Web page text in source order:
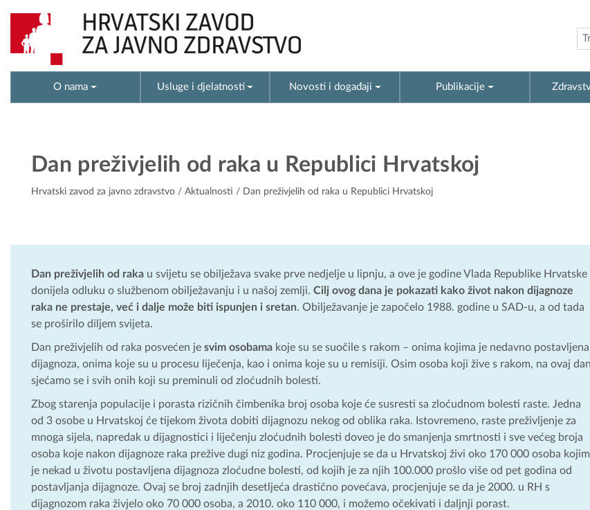
O nama Usluge i djelatnosti Novosti i događaji Publikacije
Dan preživjelih od raka u Republici Hrvatskoj
Hrvatski zavod za javno zdravstvo / Aktualnosti / Dan preživjelih od raka u Republici Hrvatskoj
Dan preživjelih od raka u svijetu se obilježava svake prve nedjelje u lipnju, a ove je godine Vlada Republike Hrvatske
donijela odluku o službenom obilježavanju i u našoj zemlji. Cilj ovog dana je pokazati kako život nakon dijagnoze
raka ne prestaje, već i dalje može biti ispunjen i sretan. Obilježavanje je započelo 1988. godine u SAD-u, a od tada
se proširilo diljem svijeta.
Dan preživjelih od raka posvećen je svim osobama koje su se suočile s rakom – onima kojima je nedavno postavljena
dijagnoza, onima koje su u procesu liječenja, kao i onima koje su u remisiji. Osim osoba koji žive s rakom, na ovaj dan
sjećamo se i svih onih koji su preminuli od zloćudnih bolesti.
Zbog starenja populacije i porasta rizičnih čimbenika broj osoba koje će susresti sa zloćudnom bolesti raste. Jedna
od 3 osobe u Hrvatskoj će tijekom života dobiti dijagnozu nekog od oblika raka. Istovremeno, raste preživljenje za
mnoga sijela, napredak u dijagnostici i liječenju zloćudnih bolesti doveo je do smanjenja smrtnosti i sve većeg broja
osoba koje nakon dijagnoze raka prežive dugi niz godina. Procjenjuje se da u Hrvatskoj živi oko 170 000 osoba
je nekad u životu postavljena dijagnoza zloćudne bolesti, od kojih je za njih 100.000 prošlo više od pet godina od
postavljanja dijagnoze. Ovaj se broj zadnjih desetljeća drastično povećava, procjenjuje se da je 2000. u RH s
dijagnozom raka živjelo oko 70 000 osoba, a 2010. oko 110 000, i možemo očekivati i daljnji porast.